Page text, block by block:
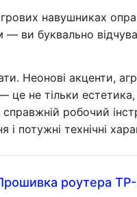
навушниках
ви буквально
Неонові акценти,
не тільки
робочий
і потужні технічні
роутера